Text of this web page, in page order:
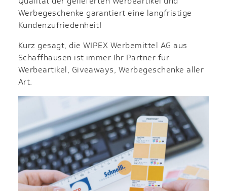
Werbegeschenke garantiert eine langfristige
Kundenzufriedenheit!
Kurz gesagt, die WIPEX Werbemittel AG aus
Schaffhausen ist immer Ihr Partner für
Werbeartikel, Giveaways, Werbegeschenke aller
Art.